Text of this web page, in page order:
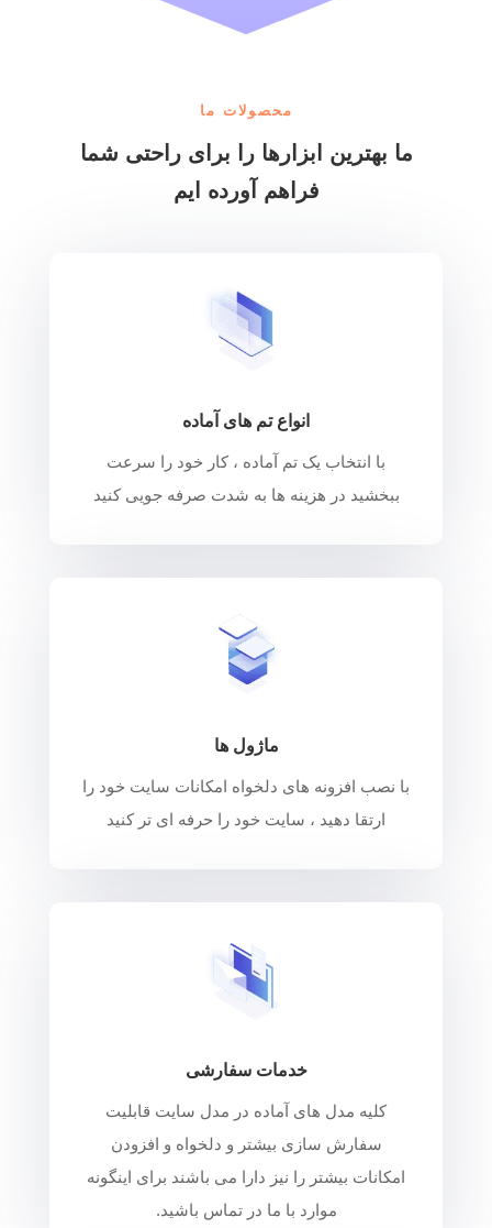
محصولات ما
ما بهترین ابزارها را برای راحتی شما
فراهم آورده ایم
انواع تم های آماده
با انتخاب یک تم آماده ، کار خود را سرعت
ببخشید در هزینه ها به شدت صرفه جویی کنید
ماژول ها
با نصب افزونه های دلخواه امکانات سایت خود را
ارتقا دهید ، سایت خود را حرفه ای تر کنید
خدمات سفارشی
کلیه مدل های آماده در مدل سایت قابلیت
سفارش سازی بیشتر و دلخواه و افزودن
امکانات بیشتر را نیز دارا می باشند برای اینگونه
موارد با ما در تماس باشید.